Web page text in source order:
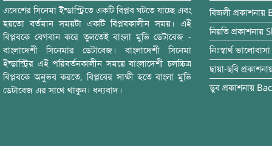
এদেশের সিনেমা ইন্ডাস্ট্রিতে একটি বিপ্লব ঘটতে যাচ্ছে এবং
হয়তো বর্তমান সময়টা একটি বিপ্লবকালীন সময়। এই
বিপ্লবকে বেগবান করে তুলতেই বাংলা মুভি ডেটাবেজ -
বাংলাদেশী সিনেমার ডেটাবেজ। বাংলাদেশী সিনেমা
ইন্ডাস্ট্রির এই পরিবর্তনকালীন সময়ে বাংলাদেশী চলচ্চিত্র
বিপ্লবকে অনুভব করতে, বিপ্লবের সাক্ষী হতে বাংলা মুভি
ডেটাবেজ এর সাথে থাকুন। ধন্যবাদ।
বিজলী প্রকাশনায়
নিয়তি প্রকাশনায়
নিঃস্বার্থ ভালোবাসা
ছায়া-ছবি
ডুব প্রকাশনায়